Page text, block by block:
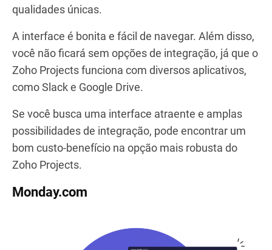
qualidades únicas.
A interface é bonita e fácil de navegar. Além disso,
você não ficará sem opções de integração, já que o
Zoho Projects funciona com diversos aplicativos,
como Slack e Google Drive.
Se você busca uma interface atraente e amplas
possibilidades de integração, pode encontrar um
bom custo-benefício na opção mais robusta do
Zoho Projects.
Monday.com